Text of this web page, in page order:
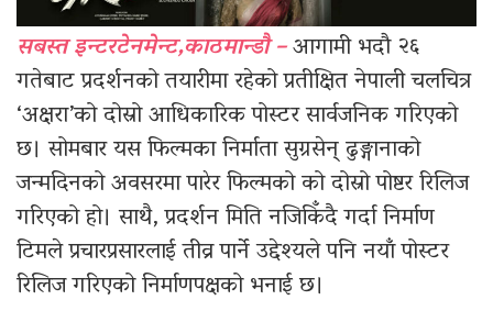
सबस्त इन्टरटेनमेन्ट,काठमान्डौ –आगामी भदौ २६
गतेबाट प्रदर्शनको तयारीमा रहेको प्रतीक्षित नेपाली चलचित्र
‘अक्षरा’को दोस्रो आधिकारिक पोस्टर सार्वजनिक गरिएको
छ। सोमबार यस फिल्मका निर्माता सुग्रसेन् ढुङ्गानाको
जन्मदिनको अवसरमा पारेर फिल्मको को दोस्रो पोष्टर रिलिज
गरिएको हो। साथै, प्रदर्शन मिति नजिकिँदै गर्दा निर्माण
टिमले प्रचारप्रसारलाई तीव्र पार्ने उद्देश्यले पनि नयाँ पोस्टर
रिलिज गरिएको निर्माणपक्षको भनाई छ।